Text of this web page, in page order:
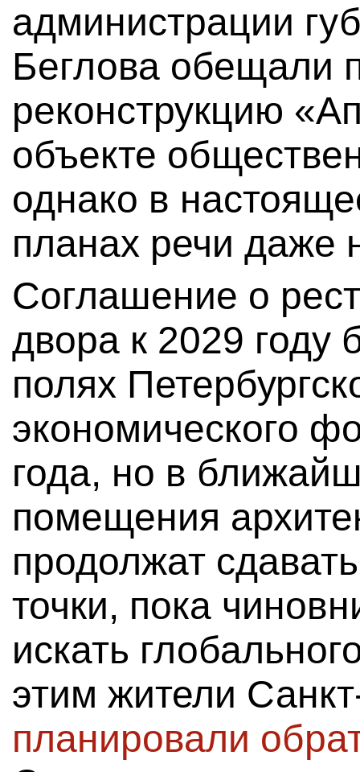
администрации
Беглова обещали
реконструкцию
объекте
однако в
планах речи даже
Соглашение о
двора к 2029 году
полях
экономического
года, но в
помещения
продолжат
точки, пока
искать
этим жители
планировали